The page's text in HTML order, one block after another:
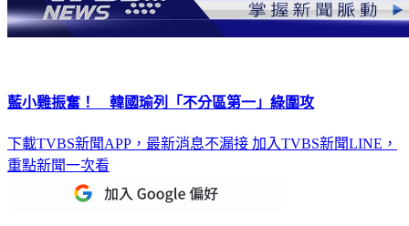
藍小雞振奮！ 韓國瑜列「不分區第一」綠圍攻
下載TVBS新聞APP，最新消息不漏接 加入TVBS新聞LINE，
重點新聞一次看